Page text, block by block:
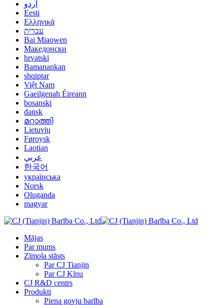
اردو
Eesti
Ελληνικά
עברית
Bai Miaowen
Македонски
hrvatski
Bamanankan
shqiptar
Việt Nam
Gaeilgenah Éireann
bosanski
dansk
മറാത്തി
Lietuvių
Føroysk
Laotian
عربي
한국어
українська
Norsk
Oluganda
magyar
Mājas
Par mums
Zīmola stāsts
Par CJ Tianjin
Par CJ Ķīnu
CJ R&D centrs
Produkti
Piena govju barība